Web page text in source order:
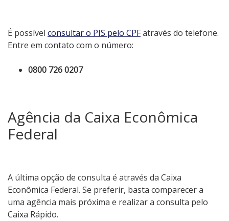
É possível consultar o PIS pelo CPFatravés do telefone.
Entre em contato com o número:
0800 726 0207
Agência da Caixa Econômica
Federal
A última opção de consulta é através da Caixa
Econômica Federal. Se preferir, basta comparecer a
uma agência mais próxima e realizar a consulta pelo
Caixa Rápido.